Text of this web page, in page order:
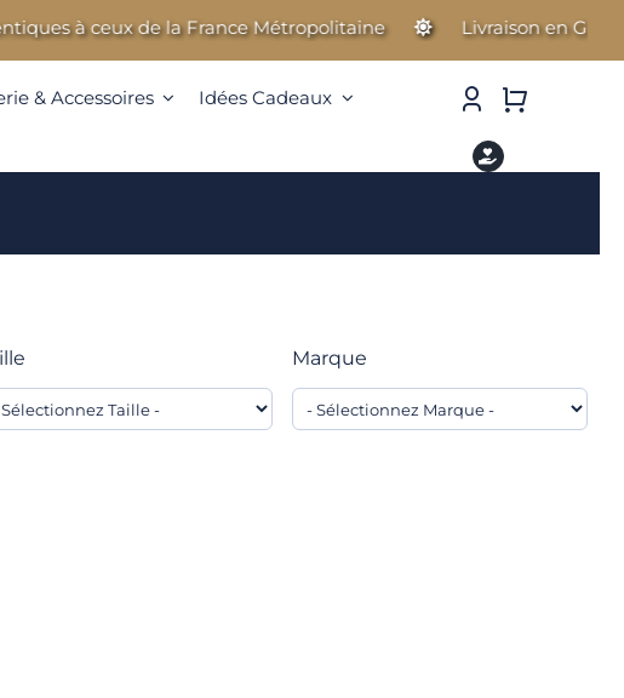
de la France Métropolitaine Livraison en Guadeloupe,
& Accessoires
Idées Cadeaux
Marque